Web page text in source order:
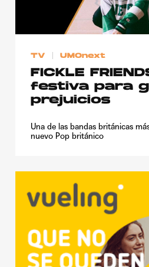
TV UMOnext
FICKLE
festiva para
prejuicios
Una de las bandas británicas
nuevo Pop británico